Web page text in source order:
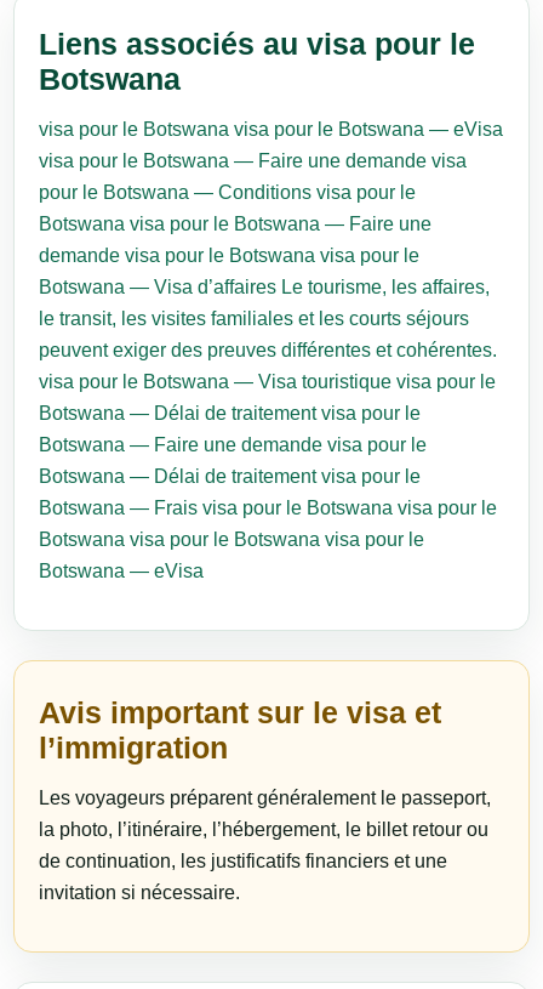
Liens associés au visa pour le
Botswana
visa pour le Botswana visa pour le Botswana — eVisa
visa pour le Botswana — Faire une demande visa
pour le Botswana — Conditions visa pour le
Botswana visa pour le Botswana — Faire une
demande visa pour le Botswana visa pour le
Botswana — Visa d’affaires Le tourisme, les affaires,
le transit, les visites familiales et les courts séjours
peuvent exiger des preuves différentes et cohérentes.
visa pour le Botswana — Visa touristique visa pour le
Botswana — Délai de traitement visa pour le
Botswana — Faire une demande visa pour le
Botswana — Délai de traitement visa pour le
Botswana — Frais visa pour le Botswana visa pour le
Botswana visa pour le Botswana visa pour le
Botswana — eVisa
Avis important sur le visa et
l’immigration
Les voyageurs préparent généralement le passeport,
la photo, l’itinéraire, l’hébergement, le billet retour ou
de continuation, les justificatifs financiers et une
invitation si nécessaire.